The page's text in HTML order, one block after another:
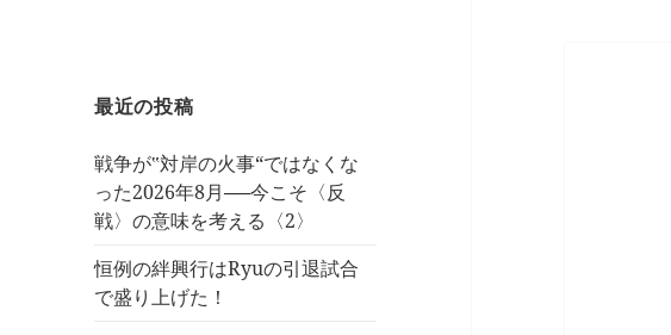
最近の投稿
戦争が‟対岸の火事“ではなくな
った2026年8月──今こそ〈反
戦〉の意味を考える〈2〉
恒例の絆興行はRyuの引退試合
で盛り上げた！